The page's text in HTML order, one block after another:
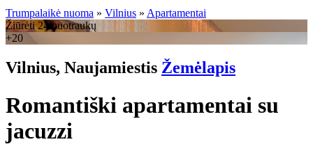
Trumpalaikė nuoma » Vilnius » Apartamentai
Žiūrėti 24 nuotraukų
+20
Vilnius, Naujamiestis Žemėlapis
Romantiški apartamentai su
jacuzzi